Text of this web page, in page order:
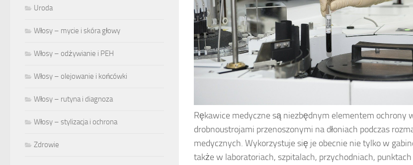
Rękawice medyczne są niezbędnym elementem ochrony
drobnoustrojami przenoszonymi na dłoniach podczas
medycznych. Wykorzystuje się je obecnie nie tylko w
także w laboratoriach, szpitalach, przychodniach,
Uroda
Włosy – mycie i skóra głowy
Włosy – odżywianie i PEH
Włosy – olejowanie i końcówki
Włosy – rutyna i diagnoza
Włosy – stylizacja i ochrona
Zdrowie